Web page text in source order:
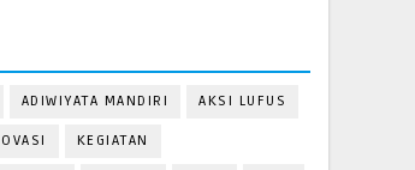
ADIWIYATA MANDIRI AKSI LUFUS
KEGIATAN